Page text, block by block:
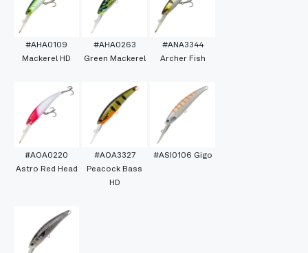
#AHA0109
Mackerel HD
#AHA0263
Green Mackerel
#ANA3344
Archer Fish
#AOA0220
Astro Red Head
#AOA3327
Peacock Bass
HD
#ASI0106 Gigo